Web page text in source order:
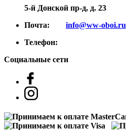
5-й Донской пр-д, д. 23
Почта: info@ww-oboi.ru
Телефон:
Социальные сети